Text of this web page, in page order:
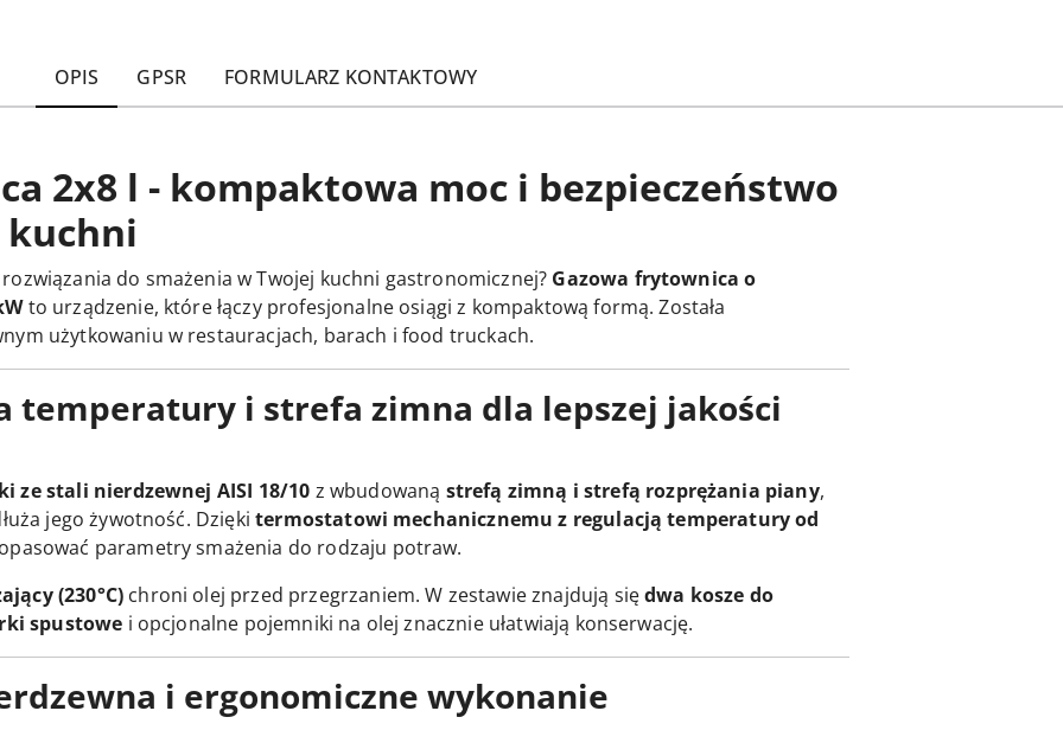
OPIS
GPSR FORMULARZ KONTAKTOWY
2x8 l - kompaktowa moc i bezpieczeństwo
do smażenia w Twojej kuchni gastronomicznej? Gazowa frytownica o
to urządzenie, które łączy profesjonalne osiągi z kompaktową formą. Została
użytkowaniu w restauracjach, barach i food truckach.
temperatury i strefa zimna dla lepszej jakości
ze stali nierdzewnej AISI 18/10 z wbudowaną strefą zimną i strefą rozprężania piany,
jego żywotność. Dziękitermostatowi mechanicznemu z regulacją temperatury od
parametry smażenia do rodzaju potraw.
(230°C) chroni olej przed przegrzaniem. W zestawie znajdują siędwa kosze do
spustowe i opcjonalne pojemniki na olej znacznie ułatwiają konserwację.
i ergonomiczne wykonanie